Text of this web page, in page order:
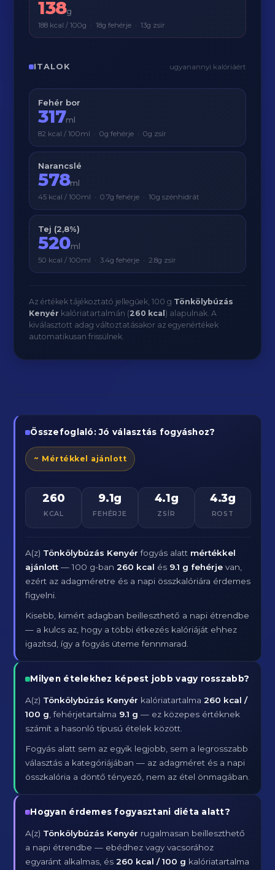
138g
188 kcal / 100g · 18g fehérje · 13g zsír
ITALOK ugyanannyi kalóriáért
Fehér bor
317ml
82 kcal / 100ml · 0g fehérje · 0g zsír
Narancslé
578ml
45 kcal / 100ml · 0.7g fehérje · 10g szénhidrát
Tej (2,8%)
520ml
50 kcal / 100ml · 3.4g fehérje · 2.8g zsír
Az értékek tájékoztató jellegűek, 100 g Tönkölybúzás
Kenyér kalóriatartalmán (260 kcal ) alapulnak. A
kiválasztott adag változtatásakor az egyenértékek
automatikusan frissülnek.
Összefoglaló: Jó választás fogyáshoz?
~ Mértékkel ajánlott
260
KCAL
9.1g
FEHÉRJE
4.1g
ZSÍR
4.3g
ROST
A(z) Tönkölybúzás Kenyér fogyás alatt mértékkel
ajánlott — 100 g-ban260 kcal és 9.1 g fehérje van,
ezért az adagméretre és a napi összkalóriára érdemes
figyelni.
Kisebb, kimért adagban beilleszthető a napi étrendbe
— a kulcs az, hogy a többi étkezés kalóriáját ehhez
igazítsd, így a fogyás üteme fennmarad.
Milyen ételekhez képest jobb vagy rosszabb?
A(z) Tönkölybúzás Kenyér kalóriatartalma260 kcal /
100 g , fehérjetartalma 9.1 g — ez közepes értéknek
számít a hasonló típusú ételek között.
Fogyás alatt sem az egyik legjobb, sem a legrosszabb
választás a kategóriájában — az adagméret és a napi
összkalória a döntő tényező, nem az étel önmagában.
Hogyan érdemes fogyasztani diéta alatt?
A(z) Tönkölybúzás Kenyér rugalmasan beilleszthető
a napi étrendbe — ebédhez vagy vacsorához
egyaránt alkalmas, és260 kcal / 100 g kalóriatartalma